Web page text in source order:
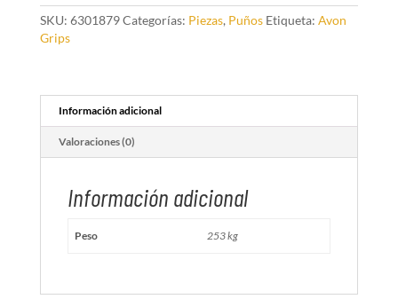
SM
cantidad
SKU: 6301879Categorías: Piezas, Puños Etiqueta: Avon
Grips
Información adicional
Valoraciones (0)
Información adicional
Peso 253 kg